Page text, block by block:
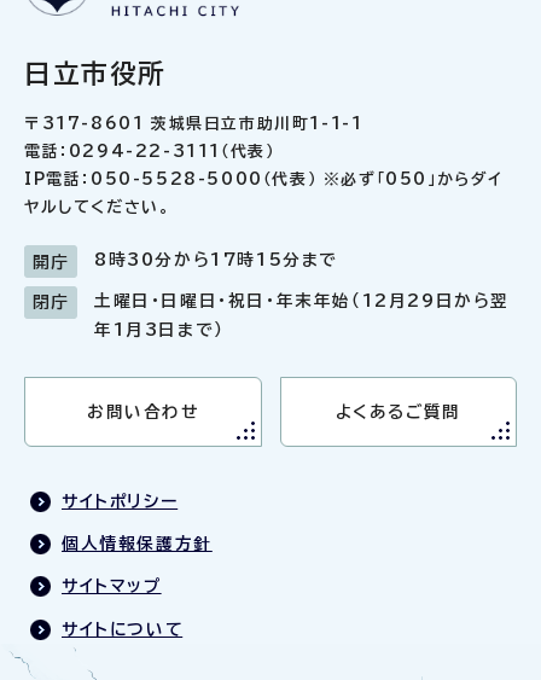
日立市役所
〒317-8601 茨城県日立市助川町1-1-1
電話：0294-22-3111（代表）
IP電話：050-5528-5000（代表） ※必ず「050」からダイ
ヤルしてください。
開庁 8時30分から17時15分まで
閉庁
土曜日・日曜日・祝日・年末年始（12月29日から翌
年1月3日まで）
お問い合わせ よくあるご質問
サイトポリシー
個人情報保護方針
サイトマップ
サイトについて